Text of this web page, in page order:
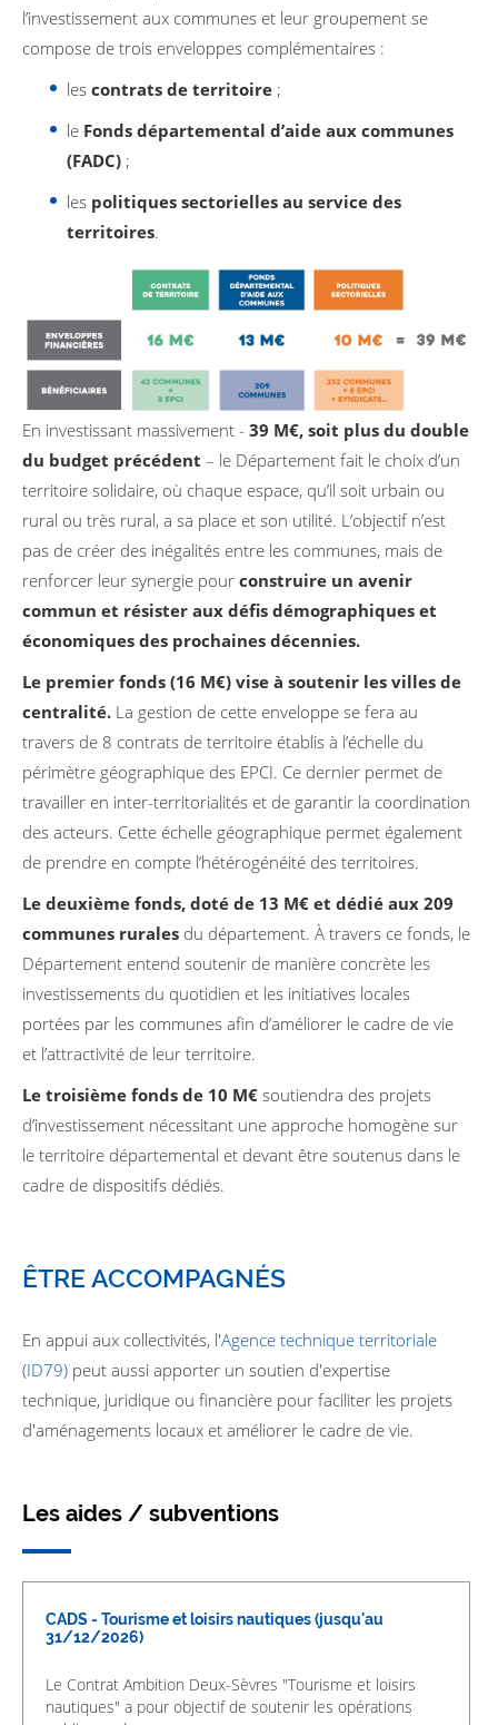
l’investissement aux communes et leur groupement se
compose de trois enveloppes complémentaires :
les contrats de territoire ;
le Fonds départemental d’aide aux communes
(FADC) ;
les politiques sectorielles au service des
territoires.
En investissant massivement - 39 M€, soit plus du double
du budget précédent – le Département fait le choix d’un
territoire solidaire, où chaque espace, qu’il soit urbain ou
rural ou très rural, a sa place et son utilité. L’objectif n’est
pas de créer des inégalités entre les communes, mais de
renforcer leur synergie pour construire un avenir
commun et résister aux défis démographiques et
économiques des prochaines décennies.
Le premier fonds (16 M€) vise à soutenir les villes de
centralité. La gestion de cette enveloppe se fera au
travers de 8 contrats de territoire établis à l’échelle du
périmètre géographique des EPCI. Ce dernier permet de
travailler en inter-territorialités et de garantir la coordination
des acteurs. Cette échelle géographique permet également
de prendre en compte l’hétérogénéité des territoires.
Le deuxième fonds, doté de 13 M€ et dédié aux 209
communes rurales du département. À travers ce fonds, le
Département entend soutenir de manière concrète les
investissements du quotidien et les initiatives locales
portées par les communes afin d’améliorer le cadre de vie
et l’attractivité de leur territoire.
Le troisième fonds de 10 M€ soutiendra des projets
d’investissement nécessitant une approche homogène sur
le territoire départemental et devant être soutenus dans le
cadre de dispositifs dédiés.
ÊTRE ACCOMPAGNÉS
En appui aux collectivités, l'Agence technique territoriale
(ID79) peut aussi apporter un soutien d'expertise
technique, juridique ou financière pour faciliter les projets
d'aménagements locaux et améliorer le cadre de vie.
Les aides / subventions
CADS - Tourisme et loisirs nautiques (jusqu'au
31/12/2026)
Le Contrat Ambition Deux-Sèvres "Tourisme et loisirs
nautiques" a pour objectif de soutenir les opérations